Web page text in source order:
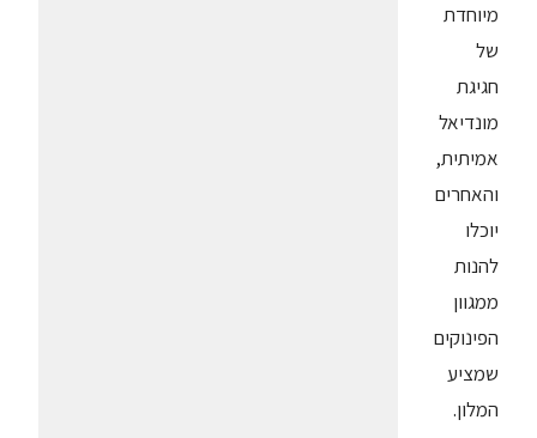
מיוחדת
של
חגיגת
מונדיאל
אמיתית,
והאחרים
יוכלו
להנות
ממגוון
הפינוקים
שמציע
המלון.